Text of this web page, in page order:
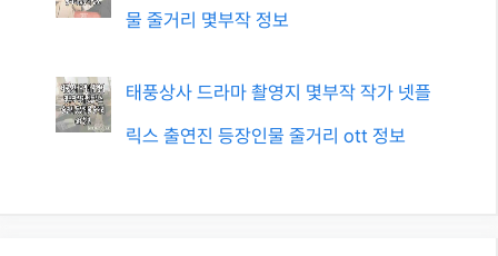
물 줄거리 몇부작 정보
태풍상사 드라마 촬영지 몇부작 작가 넷플
릭스 출연진 등장인물 줄거리 ott 정보